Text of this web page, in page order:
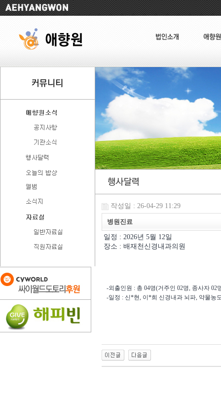
작성일 : 26-04-29 11:29
병원진료
일정 : 2026년 5월 12일
장소 : 배재천신경내과의원
-외출인원 : 총 04명(거주인 02명, 종사자 02
-일정 : 신*현, 이*희 신경내과 뇌파, 약물농